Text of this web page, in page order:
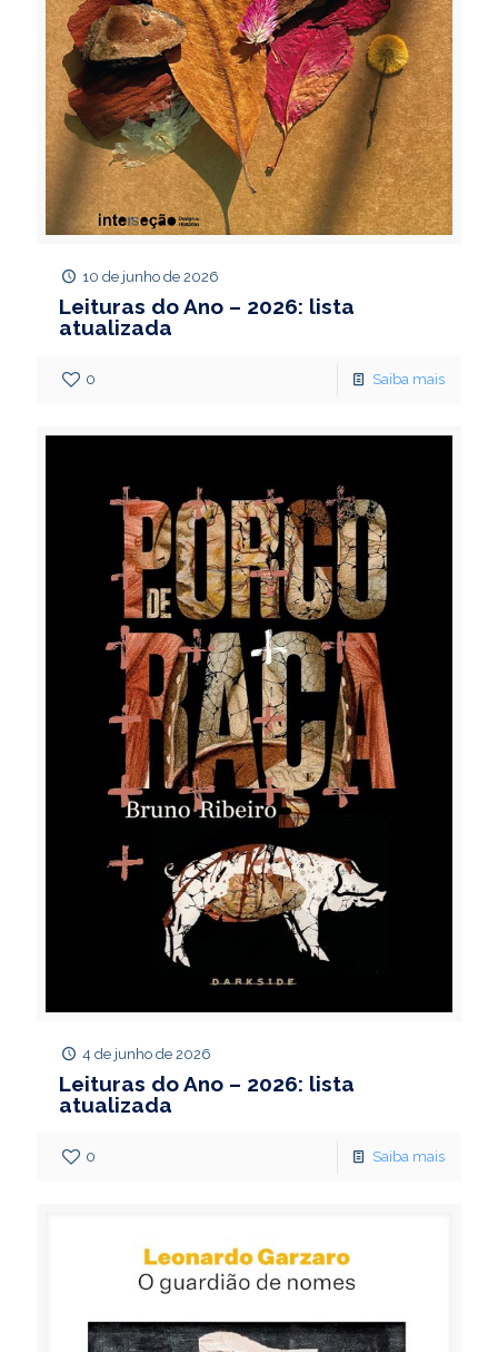
10 de junho de 2026
Leituras do Ano – 2026: lista
atualizada
0 Saiba mais
4 de junho de 2026
Leituras do Ano – 2026: lista
atualizada
0 Saiba mais